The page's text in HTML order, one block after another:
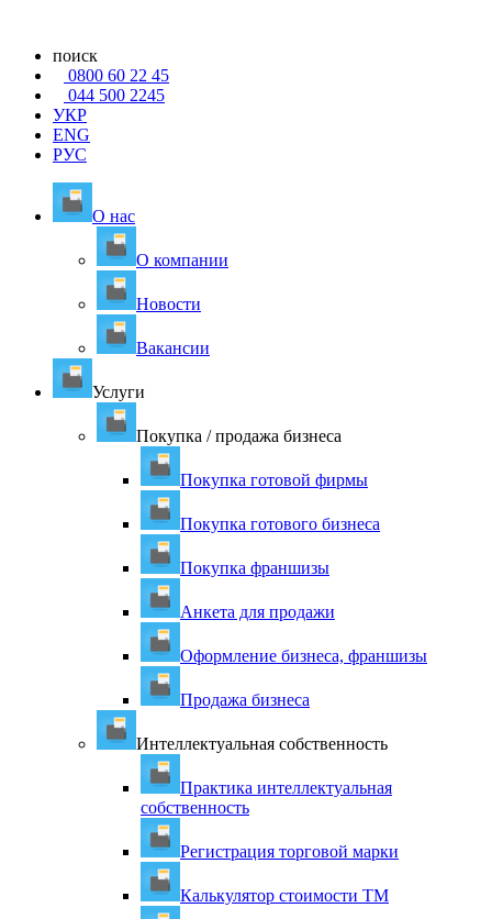
поиск
0800 60 22 45
044 500 2245
УКР
ENG
РУС
О нас
О компании
Новости
Вакансии
Услуги
Покупка / продажа бизнеса
Покупка готовой фирмы
Покупка готового бизнеса
Покупка франшизы
Анкета для продажи
Оформление бизнеса, франшизы
Продажа бизнеса
Интеллектуальная собственность
Практика интеллектуальная
собственность
Регистрация торговой марки
Калькулятор стоимости ТМ